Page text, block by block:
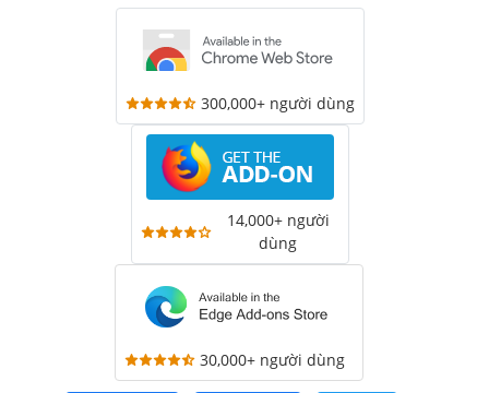
300,000+ người dùng
14,000+ người
dùng
30,000+ người dùng